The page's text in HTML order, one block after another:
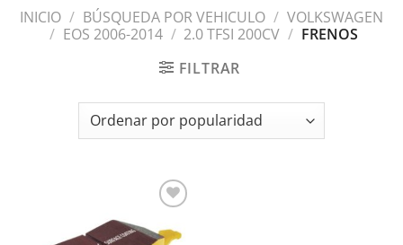
INICIO / BÚSQUEDA POR VEHICULO / VOLKSWAGEN
/ EOS 2006-2014 / 2.0 TFSI 200CV / FRENOS
FILTRAR
a la